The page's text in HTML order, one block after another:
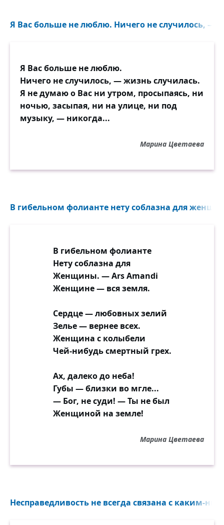
Я Вас больше не люблю. Ничего не случилось, —
Я Вас больше не люблю.
Ничего не случилось, — жизнь случилась.
Я не думаю о Вас ни утром, просыпаясь, ни
ночью, засыпая, ни на улице, ни под
музыку, — никогда...
Марина Цветаева
В гибельном фолианте нету соблазна для
В гибельном фолианте
Нету соблазна для
Женщины. — Ars Amandi
Женщине — вся земля.
Сердце — любовных зелий
Зелье — вернее всех.
Женщина с колыбели
Чей-нибудь смертный грех.
Ах, далеко до неба!
Губы — близки во мгле...
— Бог, не суди! — Ты не был
Женщиной на земле!
Марина Цветаева
Несправедливость не всегда связана с каким-